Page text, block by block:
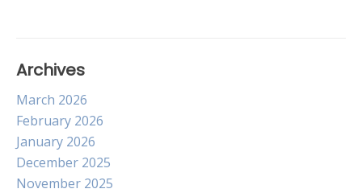
Archives
March 2026
February 2026
January 2026
December 2025
November 2025